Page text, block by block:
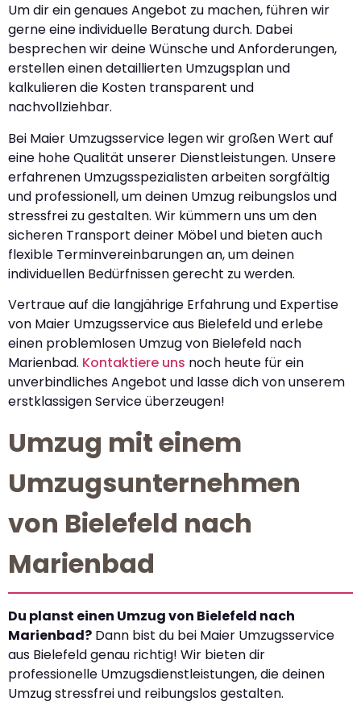
Um dir ein genaues Angebot zu machen, führen wir
gerne eine individuelle Beratung durch. Dabei
besprechen wir deine Wünsche und Anforderungen,
erstellen einen detaillierten Umzugsplan und
kalkulieren die Kosten transparent und
nachvollziehbar.
Bei Maier Umzugsservice legen wir großen Wert auf
eine hohe Qualität unserer Dienstleistungen. Unsere
erfahrenen Umzugsspezialisten arbeiten sorgfältig
und professionell, um deinen Umzug reibungslos und
stressfrei zu gestalten. Wir kümmern uns um den
sicheren Transport deiner Möbel und bieten auch
flexible Terminvereinbarungen an, um deinen
individuellen Bedürfnissen gerecht zu werden.
Vertraue auf die langjährige Erfahrung und Expertise
von Maier Umzugsservice aus Bielefeld und erlebe
einen problemlosen Umzug von Bielefeld nach
Marienbad. Kontaktiere uns noch heute für ein
unverbindliches Angebot und lasse dich von unserem
erstklassigen Service überzeugen!
Umzug mit einem
Umzugsunternehmen
von Bielefeld nach
Marienbad
Du planst einen Umzug von Bielefeld nach
Marienbad? Dann bist du bei Maier Umzugsservice
aus Bielefeld genau richtig! Wir bieten dir
professionelle Umzugsdienstleistungen, die deinen
Umzug stressfrei und reibungslos gestalten.